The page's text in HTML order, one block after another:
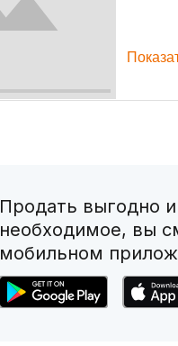
Продать выгодно
необходимое, вы
мобильном